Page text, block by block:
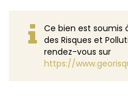
Ce bien est soumis
des Risques et
rendez-vous sur
https://